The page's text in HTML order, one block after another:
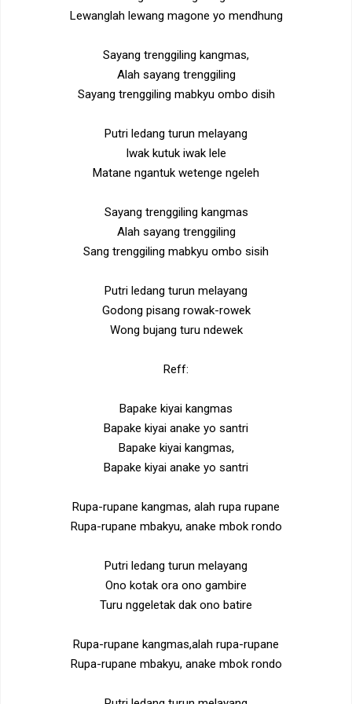
Lewanglah lewang magone yo mendhung
Sayang trenggiling kangmas,
Alah sayang trenggiling
Sayang trenggiling mabkyu ombo disih
Putri ledang turun melayang
Iwak kutuk iwak lele
Matane ngantuk wetenge ngeleh
Sayang trenggiling kangmas
Alah sayang trenggiling
Sang trenggiling mabkyu ombo sisih
Putri ledang turun melayang
Godong pisang rowak-rowek
Wong bujang turu ndewek
Reff:
Bapake kiyai kangmas
Bapake kiyai anake yo santri
Bapake kiyai kangmas,
Bapake kiyai anake yo santri
Rupa-rupane kangmas, alah rupa rupane
Rupa-rupane mbakyu, anake mbok rondo
Putri ledang turun melayang
Ono kotak ora ono gambire
Turu nggeletak dak ono batire
Rupa-rupane kangmas,alah rupa-rupane
Rupa-rupane mbakyu, anake mbok rondo